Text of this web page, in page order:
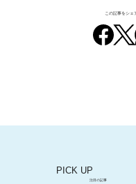
この記事をシェ
PICK UP
注目の記事